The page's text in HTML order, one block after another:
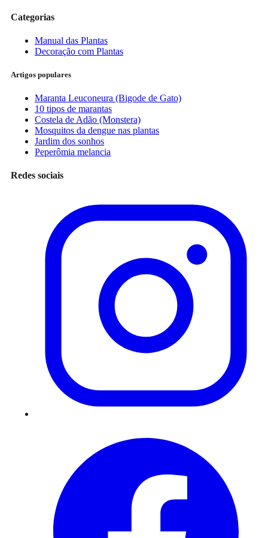
Categorias
Manual das Plantas
Decoração com Plantas
Artigos populares
Maranta Leuconeura (Bigode de Gato)
10 tipos de marantas
Costela de Adão (Monstera)
Mosquitos da dengue nas plantas
Jardim dos sonhos
Peperômia melancia
Redes sociais